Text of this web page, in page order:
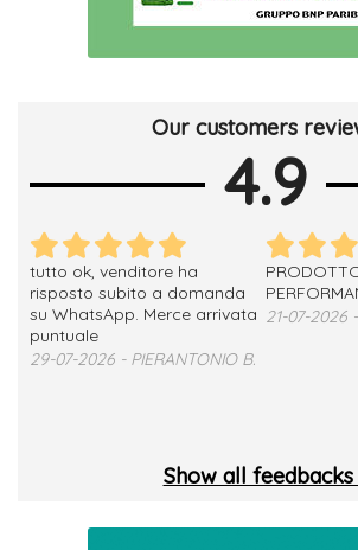
Our customers
4.9
tutto ok, venditore ha
risposto subito a domanda
su WhatsApp. Merce arrivata
puntuale
29-07-2026 - PIERANTONIO B.
21-07-2026
Show all feedbacks